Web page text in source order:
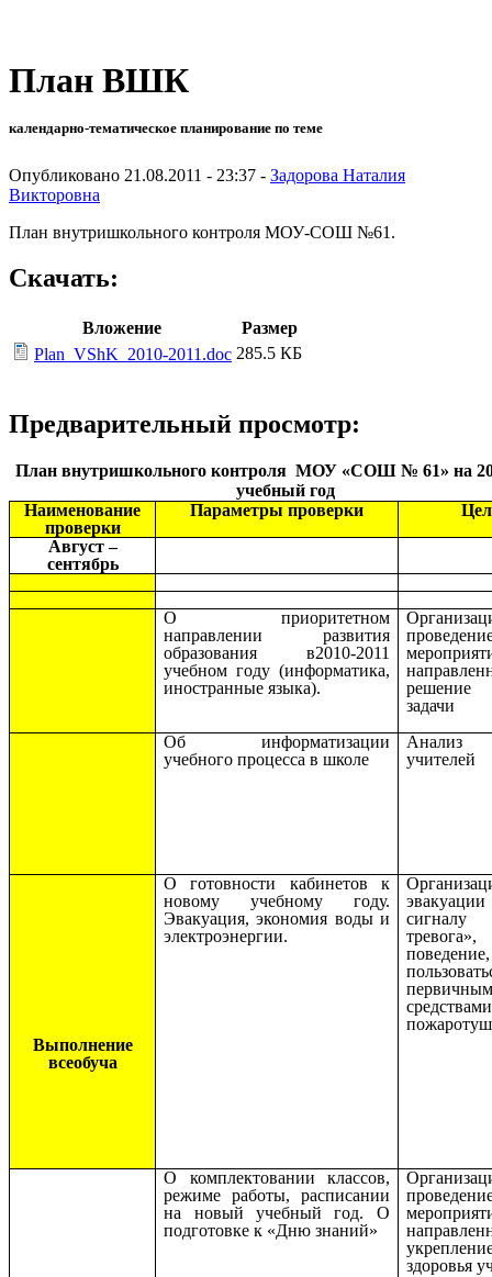
План ВШК
календарно-тематическое планирование по теме
Опубликовано 21.08.2011 - 23:37 - Задорова Наталия
Викторовна
План внутришкольного контроля МОУ-СОШ №61.
Скачать:
Вложение
Размер
Plan_VShK_2010-2011.doc 285.5 КБ
Предварительный просмотр:
План внутришкольного контроля МОУ «СОШ № 61» на
учебный год
Наименование
проверки
Параметры проверки
Август –
сентябрь
О приоритетном
направлении развития
образования в2010-2011
учебном году (информатика,
иностранные языка).
решение
задачи
Об информатизации
учебного процесса в школе
Анализ
учителей
Выполнение
всеобуча
О готовности кабинетов к
новому учебному году.
Эвакуация, экономия воды и
электроэнергии.
сигналу
тревога»,
средствами
О комплектовании классов,
режиме работы, расписании
на новый учебный год. О
подготовке к «Дню знаний»
здоровья